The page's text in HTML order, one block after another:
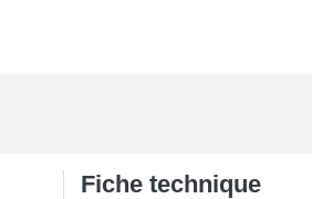
Fiche technique